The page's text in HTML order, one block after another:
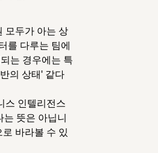
모두가 아는 상
를 다루는 팀에
는 경우에는 특
의 상태' 같다
스 인텔리전스
뜻은 아닙니
바라볼 수 있